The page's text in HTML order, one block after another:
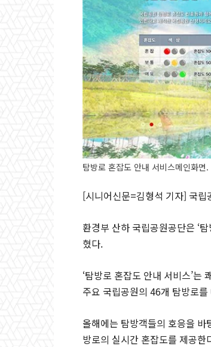
탐방로 혼잡도 안내 서비스메인화면.
[시니어신문=김형석 기자] 국
환경부 산하 국립공원공단은 ‘
혔다.
‘탐방로 혼잡도 안내 서비스’
주요 국립공원의 46개 탐방로
올해에는 탐방객들의 호응을
방로의 실시간 혼잡도를 제공한